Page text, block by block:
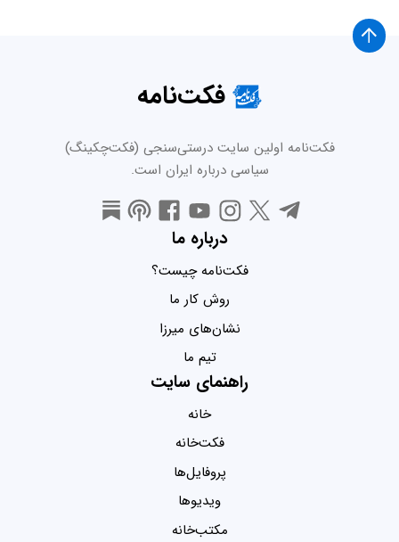
فکت‌نامه
فکت‌نامه اولین سایت درستی‌سنجی (فکت‌چکینگ)
سیاسی درباره ایران است.
درباره ما
فکت‌نامه چیست؟
روش کار ما
نشان‌های میرزا
تیم ما
راهنمای سایت
خانه
فکت‌خانه
پروفایل‌ها
ویدیو‌ها
مکتب‌خانه